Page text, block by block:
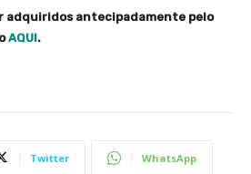
adquiridos antecipadamente pelo
AQUI.
Twitter WhatsApp